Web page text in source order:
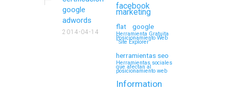
google
adwords
2014-04-14
facebook
marketing
flat google
Herramienta Gratuita
Posicionamiento Web
“Site Explorer”
herramientas seo
Herramientas sociales
que afectan al
posicionamiento web
Information